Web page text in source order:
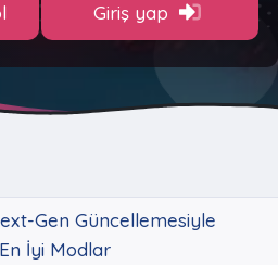
Giriş yap
Gen Güncellemesiyle
İyi Modlar